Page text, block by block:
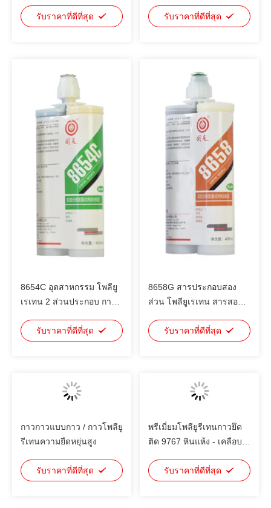
รับราคาที่ดีที่สุด รับราคาที่ดีที่สุด
8654C อุตสาหกรรม โพลียู
เรเทน 2 ส่วนประกอบ การ
แบตเตอรี่พลังงาน
รับราคาที่ดีที่สุด
8658G สารประกอบสอง
ส่วน โพลียูเรเทน สารสอด
สําหรับแบตเตอรี่พลังงาน
รับราคาที่ดีที่สุด
กาวกาวแบบกาว / กาวโพลียู
รีเทนความยืดหยุ่นสูง
รับราคาที่ดีที่สุด
พรีเมี่ยมโพลียูรีเทนกาวยึด
ติด 9767 หินแห้ง - เคลือบ
รับราคาที่ดีที่สุด